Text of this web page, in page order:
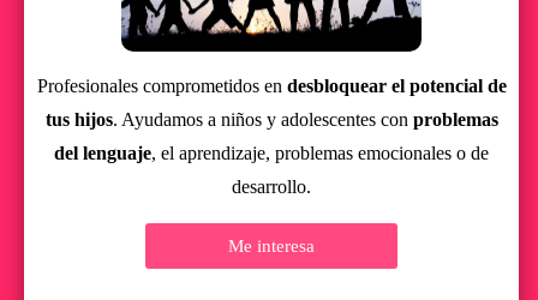
Profesionales comprometidos en desbloquear el potencial de
tus hijos. Ayudamos a niños y adolescentes con problemas
del lenguaje, el aprendizaje, problemas emocionales o de
desarrollo.
Me interesa